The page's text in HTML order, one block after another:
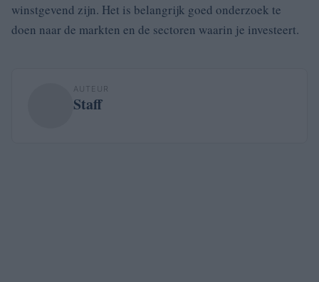
winstgevend zijn. Het is belangrijk goed onderzoek te
doen naar de markten en de sectoren waarin je investeert.
AUTEUR
Staff